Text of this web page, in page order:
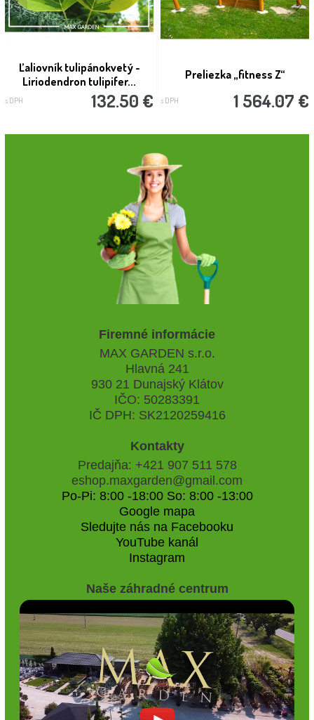
Ľaliovník tulipánokvetý -
Liriodendron tulipifer...
s DPH 132.50 €
Preliezka „fitness Z“
s DPH 1 564.07 €
Firemné informácie
MAX GARDEN s.r.o.
Hlavná 241
930 21 Dunajský Klátov
IČO: 50283391
IČ DPH: SK2120259416
Kontakty
Predajňa: +421 907 511 578
eshop.maxgarden@gmail.com
Po-Pi: 8:00 -18:00 So: 8:00 -13:00
Google mapa
Sledujte nás na Facebooku
YouTube kanál
Instagram
Naše záhradné centrum